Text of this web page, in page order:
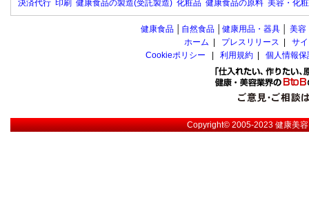
決済代行 印刷 健康食品の製造(受託製造) 化粧品 健康食品の原料 美容・化
健康食品 自然食品 健康用品・器具 美容
ホーム
プレスリリース
サ
Cookieポリシー
利用規約 個人情報
Copyright© 2005-2023健康美